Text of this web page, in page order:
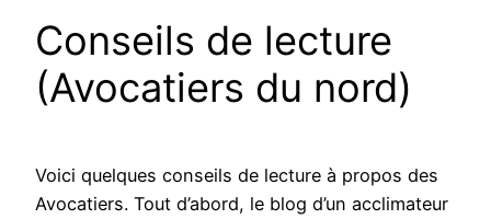
Conseils de lecture
(Avocatiers du nord)
Voici quelques conseils de lecture à propos des
Avocatiers. Tout d’abord, le blog d’un acclimateur